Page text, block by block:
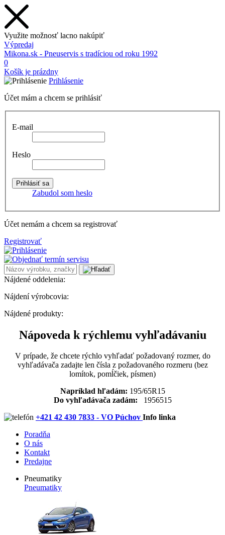
Využite možnosť lacno nakúpiť
Výpredaj
Mikona.sk - Pneuservis s tradíciou od roku 1992
0
Košík je prázdny
Prihlásenie
Účet mám a chcem se prihlásiť
E-mail
Heslo
Zabudol som heslo
Účet nemám a chcem sa registrovať
Registrovať
Nájdené oddelenia:
Nájdení výrobcovia:
Nájdené produkty:
Nápoveda k rýchlemu vyhľadávaniu
V prípade, že chcete rýchlo vyhľadať požadovaný rozmer, do
vyhľadávača zadajte len čísla z požadovaného rozmeru (bez
lomítok, pomĺčiek, písmen)
Napríklad hľadám: 195/65R15
Do vyhľadávača zadám: 1956515
+421 42 430 7833 - VO Púchov Info linka
Poradňa
O nás
Kontakt
Predajne
Pneumatiky
Pneumatiky